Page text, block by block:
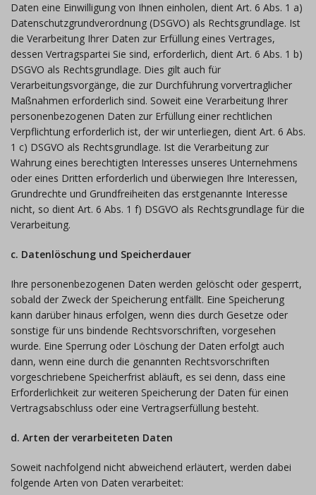
Daten eine Einwilligung von Ihnen einholen, dient Art. 6 Abs. 1 a)
Datenschutzgrundverordnung (DSGVO) als Rechtsgrundlage. Ist
die Verarbeitung Ihrer Daten zur Erfüllung eines Vertrages,
dessen Vertragspartei Sie sind, erforderlich, dient Art. 6 Abs. 1 b)
DSGVO als Rechtsgrundlage. Dies gilt auch für
Verarbeitungsvorgänge, die zur Durchführung vorvertraglicher
Maßnahmen erforderlich sind. Soweit eine Verarbeitung Ihrer
personenbezogenen Daten zur Erfüllung einer rechtlichen
Verpflichtung erforderlich ist, der wir unterliegen, dient Art. 6 Abs.
1 c) DSGVO als Rechtsgrundlage. Ist die Verarbeitung zur
Wahrung eines berechtigten Interesses unseres Unternehmens
oder eines Dritten erforderlich und überwiegen Ihre Interessen,
Grundrechte und Grundfreiheiten das erstgenannte Interesse
nicht, so dient Art. 6 Abs. 1 f) DSGVO als Rechtsgrundlage für die
Verarbeitung.
c. Datenlöschung und Speicherdauer
Ihre personenbezogenen Daten werden gelöscht oder gesperrt,
sobald der Zweck der Speicherung entfällt. Eine Speicherung
kann darüber hinaus erfolgen, wenn dies durch Gesetze oder
sonstige für uns bindende Rechtsvorschriften, vorgesehen
wurde. Eine Sperrung oder Löschung der Daten erfolgt auch
dann, wenn eine durch die genannten Rechtsvorschriften
vorgeschriebene Speicherfrist abläuft, es sei denn, dass eine
Erforderlichkeit zur weiteren Speicherung der Daten für einen
Vertragsabschluss oder eine Vertragserfüllung besteht.
d. Arten der verarbeiteten Daten
Soweit nachfolgend nicht abweichend erläutert, werden dabei
folgende Arten von Daten verarbeitet: